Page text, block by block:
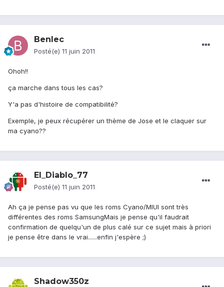
Benlec
Posté(e) 11 juin 2011
Ohoh!!
ça marche dans tous les cas?
Y'a pas d'histoire de compatibilité?
Exemple, je peux récupérer un thème de Jose et le claquer sur
ma cyano??
El_Diablo_77
Posté(e) 11 juin 2011
Ah ça je pense pas vu que les roms Cyano/MIUI sont très
différentes des roms SamsungMais je pense qu'il faudrait
confirmation de quelqu'un de plus calé sur ce sujet mais à priori
je pense être dans le vrai......enfin j'espère ;)
Shadow350z